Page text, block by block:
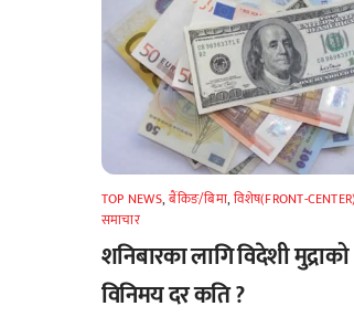
TOP NEWS,बैंकिङ/बिमा,विशेष(FRONT-
समाचार
शनिबारका लागि विदेशी मुद्राको
विनिमय दर कति ?